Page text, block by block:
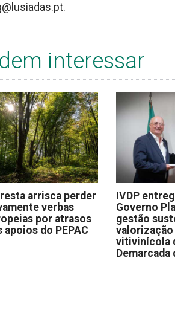
interessar
arrisca perder
verbas
por atrasos
apoios do PEPAC
IVDP
Governo
gestão
vitivinícola
Demarcada